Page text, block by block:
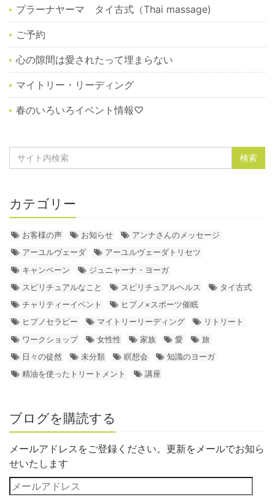
プラーナヤーマ タイ古式（Thai massage)
ご予約
心の隙間は愛されたって埋まらない
マイトリー・リーディング
春のいろいろイベント情報♡
カテゴリー
お客様の声 お知らせ
アンナさんのメッセージ
アーユルヴェーダ
アーユルヴェーダトリセツ
キャンペーン
ジュニャーナ・ヨーガ
スピリチュアルなこと
スピリチュアルヘルス
タイ古式
チャリティーイベント
ヒプノ×スポーツ催眠
ヒプノセラピー
マイトリーリーディング
リトリート
ワークショップ
女性性 家族 愛
旅
日々の徒然
未分類 瞑想会
知識のヨーガ
精油を使ったトリートメント
講座
ブログを購読する
メールアドレスをご登録ください。更新をメールでお知ら
せいたします